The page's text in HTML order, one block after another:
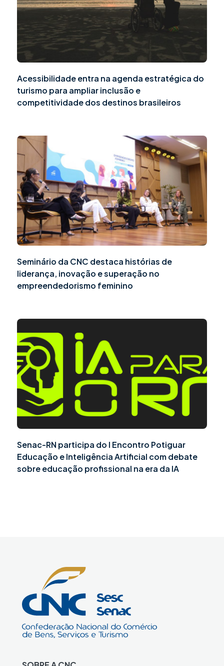
Acessibilidade entra na agenda estratégica do
turismo para ampliar inclusão e
competitividade dos destinos brasileiros
Seminário da CNC destaca histórias de
liderança, inovação e superação no
empreendedorismo feminino
Senac-RN participa do I Encontro Potiguar
Educação e Inteligência Artificial com debate
sobre educação profissional na era da IA